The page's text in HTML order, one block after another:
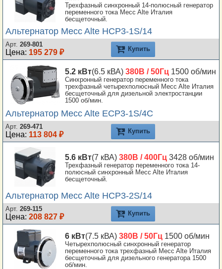
SAE0 14
SAE0 18
SAE00 18
SAE00 21
Lombardini Std
Трехфазный синхронный 14-полюсный генератор
переменного тока Mecc Alte Италия
бесщеточный.
Альтернатор Mecc Alte HCP3-1S/14
Арт. 269-801
Цена: 195 279 ₽ Купить
5.2 кВт(6.5 кВА) 380В / 50Гц 1500 об/мин
Синхронный генератор переменного тока
трехфазный четырехполюсный Mecc Alte Италия
бесщеточный для дизельной электростанции
1500 об/мин.
Альтернатор Mecc Alte ECP3-1S/4C
Арт. 269-471
Цена: 113 804 ₽ Купить
5.6 кВт(7 кВА) 380В / 400Гц 3428 об/мин
Трехфазный генератор переменного тока 14-
полюсный синхронный Mecc Alte Италия
бесщеточный.
Альтернатор Mecc Alte HCP3-2S/14
Арт. 269-115
Цена: 208 827 ₽ Купить
6 кВт(7.5 кВА) 380В / 50Гц 1500 об/мин
Четырехполюсный синхронный генератор
переменного тока трехфазный Mecc Alte Италия
бесщеточный для дизельного генератора 1500
об/мин.